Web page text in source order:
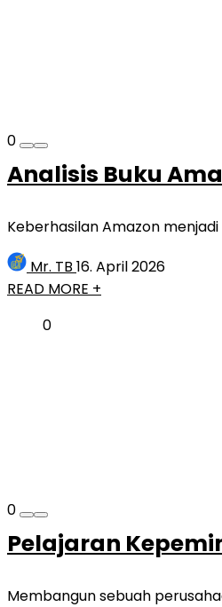
0
Analisis Buku
Keberhasilan Amazon
Mr. TB 16. April 2026
READ MORE +
0
0
Pelajaran
Membangun sebuah